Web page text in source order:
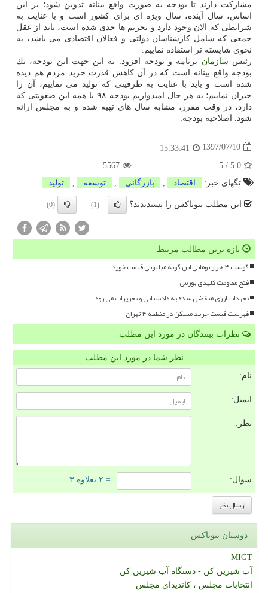
مشاركت دارند تا بودجه به صورت واقع بینانه تدوین شود؛ بر این
اساس، سال آینده، سال ویژه ای برای كشور است و با عنایت به
شرایطی كه الان وجود دارد و تحریم ها جدی شده است، باید از عقل
جمعی كه شامل كارشناسان دولتی و فعالان اقتصادی می باشد، به
نحوی شایسته تر استفاده نماییم.
رئیس سازمان برنامه و بودجه افزود: به این جهت این بودجه، یك
بودجه واقع بینانه است كه در آن كاهش قدرت خرید مردم هم دیده
شده است و باید با عنایت به ظرفیتی كه تولید می نماییم، آن را
جبران نماییم؛ به هر حال امیدواریم بودجه ۹۸ با همه این صعوبتی كه
دارد، در وقت مقرر، مشابه سال های تهیه شده و به مجلس ارائه
شود. اصلاحیه بودجه:
1397/07/10
15:33:41
5.0
/
5
5567
تگهای خبر:
اقتصاد بازرگانی توسعه تولید
این مطلب نیوباکس را پسندیدید؟ (1)
(0)
تازه ترین مطالب مرتبط
گوشت ۴ هزار تومانی این گونه میلیونی قیمت خورد
فتح مقاومت کلیدی بورس
تعهدات ارزی منقضی شده به دادستانی و تعزیرات می رود
فهرست قیمت خرید مسکن در منطقه ۴ تهران
نظرات بینندگان در مورد این مطلب
نظر شما در مورد این مطلب
نام:
ایمیل:
نظر:
سوال: = ۲ بعلاوه ۳
دوستان نیوباکس
MIGT
آب شیرین کن - دستگاه آب شیرین کن
انتخابات مجلس ، کاندیدای مجلس